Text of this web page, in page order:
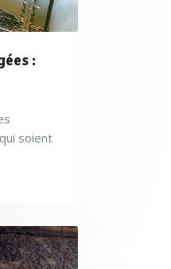
:
soient